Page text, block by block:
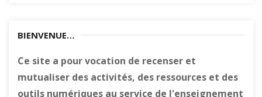
BIENVENUE…
Ce site a pour vocation de recenser et
mutualiser des activités, des ressources et des
outils numériques au service de l'enseignement